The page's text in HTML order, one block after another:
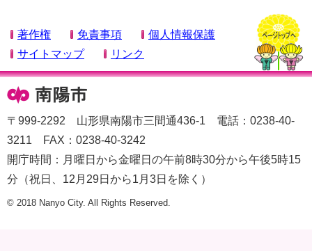
著作権 免責事項
個人情報保護
サイトマップ
リンク
〒999-2292 山形県南陽市三間通436-1 電話：0238-40-
3211 FAX：0238-40-3242
開庁時間：月曜日から金曜日の午前8時30分から午後5時15
分（祝日、12月29日から1月3日を除く）
© 2018 Nanyo City. All Rights Reserved.